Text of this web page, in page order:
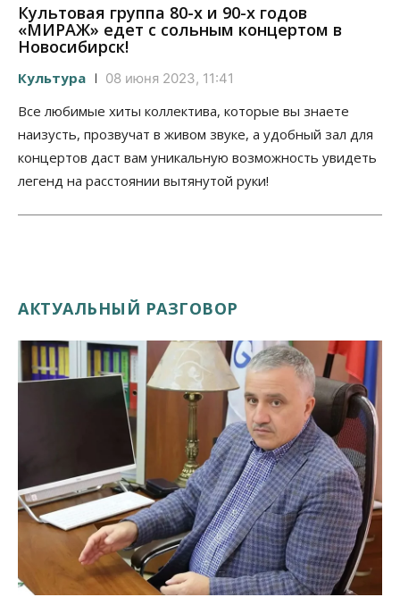
Культовая группа 80-х и 90-х годов
«МИРАЖ» едет с сольным концертом в
Новосибирск!
Культура 08 июня 2023, 11:41
Все любимые хиты коллектива, которые вы знаете
наизусть, прозвучат в живом звуке, а удобный зал для
концертов даст вам уникальную возможность увидеть
легенд на расстоянии вытянутой руки!
АКТУАЛЬНЫЙ РАЗГОВОР